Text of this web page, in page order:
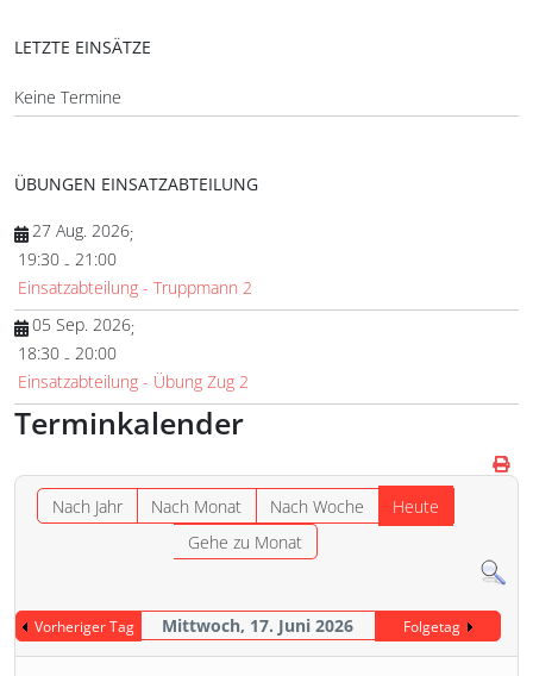
LETZTE EINSÄTZE
Keine Termine
ÜBUNGEN EINSATZABTEILUNG
27 Aug. 2026;
19:30 - 21:00
Einsatzabteilung - Truppmann 2
05 Sep. 2026;
18:30 - 20:00
Einsatzabteilung - Übung Zug 2
Terminkalender
Nach Jahr Nach Monat Nach Woche
Heute
Gehe zu Monat
Vorheriger Tag Mittwoch, 17. Juni 2026 Folgetag